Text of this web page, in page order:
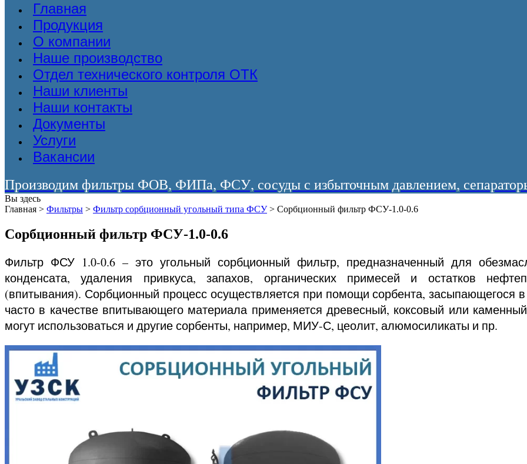
Главная
Продукция
О компании
Наше производство
Отдел технического контроля ОТК
Наши клиенты
Наши контакты
Документы
Услуги
Вакансии
Производим фильтры ФОВ, ФИПа, ФСУ, сосуды с избыточным давлением,
Вы здесь
Главная > Фильтры > Фильтр сорбционный угольный типа ФСУ > Сорбционный фильтр ФСУ-1.0-0.6
Сорбционный фильтр ФСУ-1.0-0.6
Фильтр ФСУ 1.0-0.6 – это угольный сорбционный фильтр, предназначенный для
конденсата, удаления привкуса, запахов, органических примесей и остатков
(впитывания). Сорбционный процесс осуществляется при помощи сорбента, засыпающегося
часто в качестве впитывающего материала применяется древесный, коксовый или
могут использоваться и другие сорбенты, например, МИУ-С, цеолит, алюмосиликаты и пр.